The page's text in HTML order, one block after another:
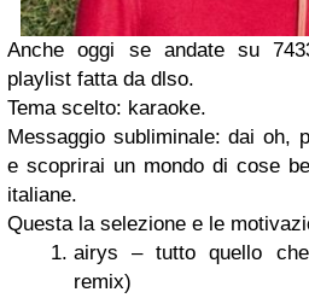
Anche oggi se andate su
playlist fatta da dlso.
Tema scelto: karaoke.
Messaggio subliminale: dai oh,
e scoprirai un mondo di cose
italiane.
Questa la selezione e le
airys – tutto quello
remix)